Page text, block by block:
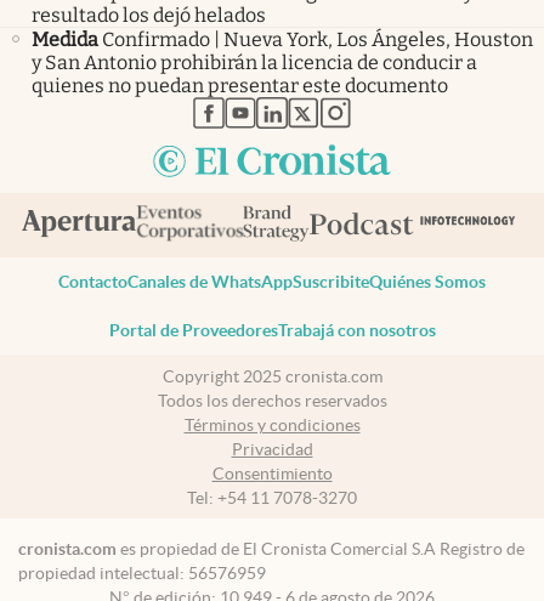
resultado los dejó helados
Medida Confirmado | Nueva York, Los Ángeles, Houston
y San Antonio prohibirán la licencia de conducir a
quienes no puedan presentar este documento
abre en nueva pestaña
abre en nueva pestaña
abre en nueva pestaña
abre en nueva pestaña
abre en nueva pestaña
ContactoCanales de WhatsAppSuscribiteQuiénes Somos
Portal de ProveedoresTrabajá con nosotros
Copyright 2025 cronista.com
Todos los derechos reservados
Términos y condiciones
Privacidad
Consentimiento
Tel: +54 11 7078-3270
cronista.com es propiedad de El Cronista Comercial S.A Registro de
propiedad intelectual: 56576959